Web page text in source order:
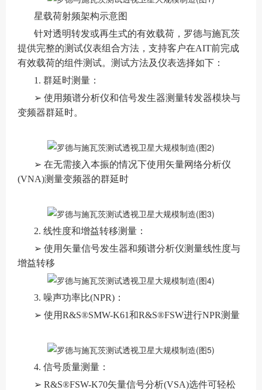
星载荷射频架构示意图
针对透明转发或再生式的有效载荷，罗德与施瓦茨
提供完整的测试仪表组合方法，支持客户在AIT前完成
有效载荷的组件测试。测试方法及仪表选择如下：
1. 群延时测量：
➢ 使用频谱分析仪和信号发生器测量转发器模块与
变频器群延时。
➢ 在无需接入本振的情况下使用矢量网络分析仪
(VNA)测量变频器的群延时
2. 线性度和增益转移测量：
➢ 使用矢量信号发生器和频谱分析仪测量线性度与
增益转移
3. 噪声功率比(NPR)：
➢ 使用R&S®SMW-K61和R&S®FSW进行NPR测量
4. 信号质量测量：
➢ R&S®FSW-K70矢量信号分析(VSA)选件可轻松